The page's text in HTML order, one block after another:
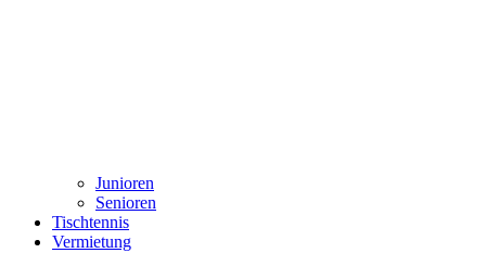
Junioren
Senioren
Tischtennis
Vermietung